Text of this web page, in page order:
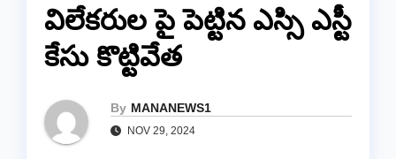
విలేకరుల పై పెట్టిన ఎస్సి ఎస్టీ
కేసు కొట్టివేత
By MANANEWS1
NOV 29, 2024